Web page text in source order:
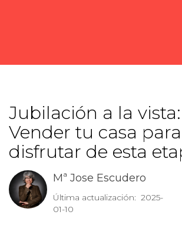
Jubilación a la vista:
Vender tu casa para
disfrutar de esta
Mª Jose Escudero
Última actualización: 2025-
01-10